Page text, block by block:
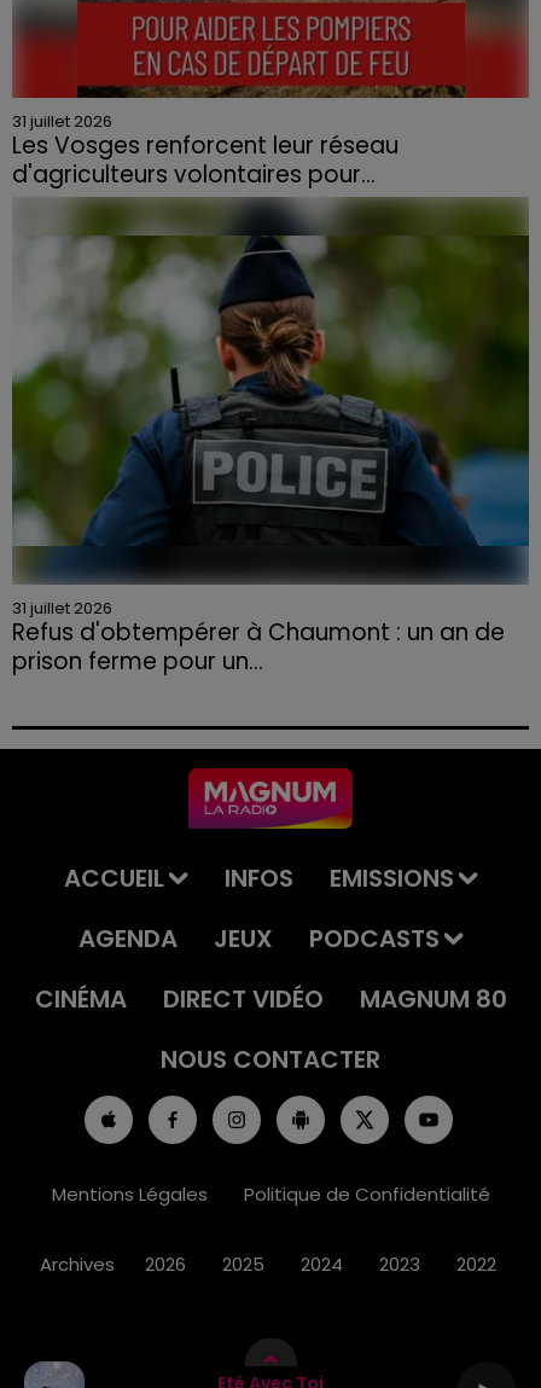
Eté Avec Toi
31 juillet 2026
Les Vosges renforcent leur réseau
d'agriculteurs volontaires pour...
Face à la sécheresse et aux risques de départs de feu,
la Chambre d'agriculture des Vosges a lancé un appel
aux agriculteurs volontaires pour venir en aide...
31 juillet 2026
Refus d'obtempérer à Chaumont : un an de
prison ferme pour un...
permis et la confiscation de son véhicule.
ACCUEIL INFOS
EMISSIONS
AGENDA
JEUX
PODCASTS
CINÉMA
DIRECT VIDÉO
MAGNUM 80
NOUS CONTACTER
Mentions Légales Politique de Confidentialité
Archives 2026 2025 2024 2023 2022